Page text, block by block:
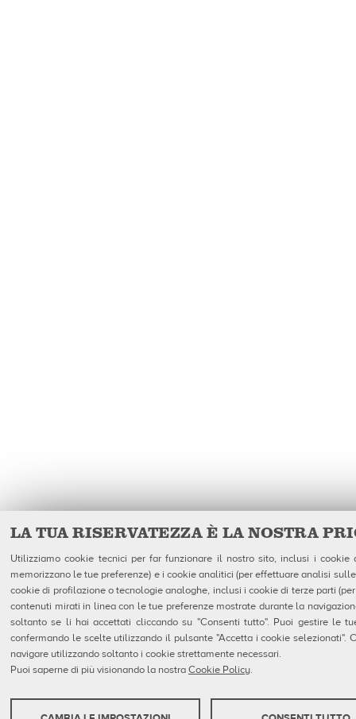
LA TUA RISERVATEZZA È LA NOSTRA
Utilizziamo cookie tecnici per far funzionare il nostro sito, inclusi i
memorizzano le tue preferenze) e i cookie analitici (per effettuare analisi
cookie di profilazione o tecnologie analoghe, inclusi i cookie di terze parti
contenuti mirati in linea con le tue preferenze mostrate durante la
soltanto se li hai accettati cliccando su "Consenti tutto". Puoi gestire le
confermando le scelte utilizzando il pulsante "Accetta i cookie selezionati".
navigare utilizzando soltanto i cookie strettamente necessari.
Puoi saperne di più visionando la nostraCookie Policy.